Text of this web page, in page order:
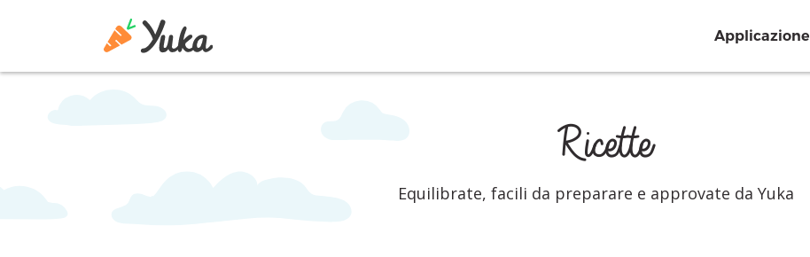
Applicazione
Ricette
Equilibrate, facili da preparare e approvate da Yuka